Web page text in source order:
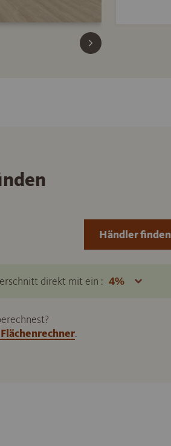
direkt mit ein :
.
Händler finden